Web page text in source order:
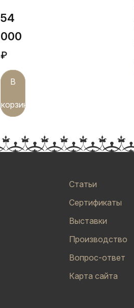
54
000
₽
В
корзину
Статьи
Сертификаты
Выставки
Производство
Вопрос-ответ
Карта сайта